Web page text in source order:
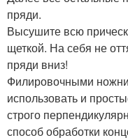
пряди.
Высушите всю
щеткой. На себя не
пряди вниз!
Филировочными
использовать и
строго
способ обработки